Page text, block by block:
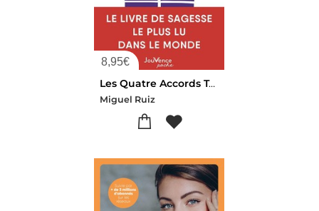
8,95€
Les Quatre Accords Tolteques : La Voie De La Liberte Personnelle
Miguel Ruiz